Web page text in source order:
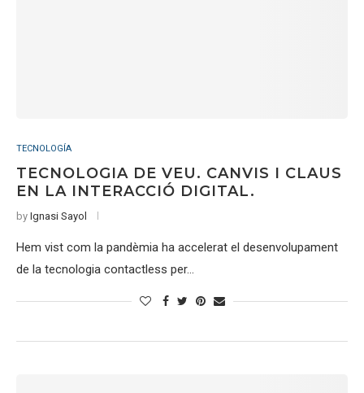
TECNOLOGÍA
TECNOLOGIA DE VEU. CANVIS I CLAUS
EN LA INTERACCIÓ DIGITAL.
by Ignasi Sayol
Hem vist com la pandèmia ha accelerat el desenvolupament
de la tecnologia contactless per…